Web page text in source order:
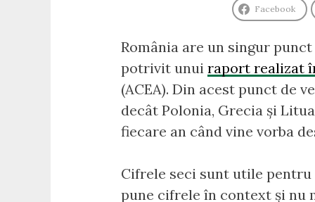
Facebook
România are un singur
potrivit unui raport realizat
(ACEA). Din acest punct de
decât Polonia, Grecia și
fiecare an când vine vorba
Cifrele seci sunt utile pentru
pune cifrele în context și nu